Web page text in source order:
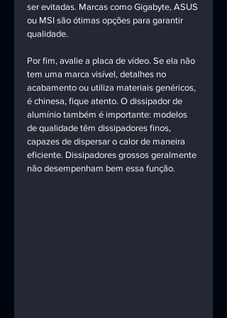
ser evitadas. Marcas como Gigabyte, ASUS
ou MSI são ótimas opções para garantir
qualidade.
Por fim, avalie a placa de vídeo. Se ela não
tem uma marca visível, detalhes no
acabamento ou utiliza materiais genéricos,
é chinesa, fique atento. O dissipador de
alumínio também é importante: modelos
de qualidade têm dissipadores finos,
capazes de dispersar o calor de maneira
eficiente. Dissipadores grossos geralmente
não desempenham bem essa função.